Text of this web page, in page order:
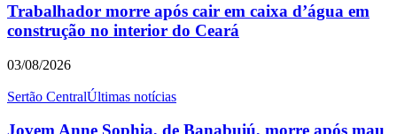
Trabalhador morre após cair em caixa d’água em
construção no interior do Ceará
03/08/2026
Sertão CentralÚltimas notícias